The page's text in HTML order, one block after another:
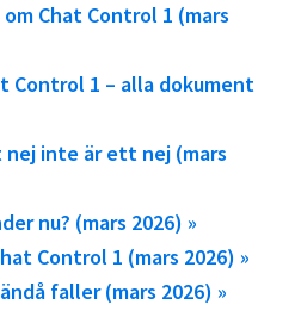
Chat Control 1 (mars
Control 1 – alla dokument
nej inte är ett nej (mars
nu? (mars 2026) »
Control 1 (mars 2026) »
faller (mars 2026) »